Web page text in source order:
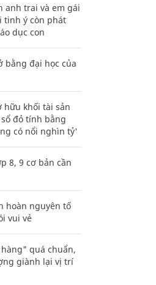
anh trai và em gái
tinh ý còn phát
dục con
bằng đại học của
hữu khối tài sản
đỏ tính bằng
có nổi nghìn tỷ'
8, 9 cơ bản cần
hoàn nguyên tố
vui vẻ
quá chuẩn,
giành lại vị trí